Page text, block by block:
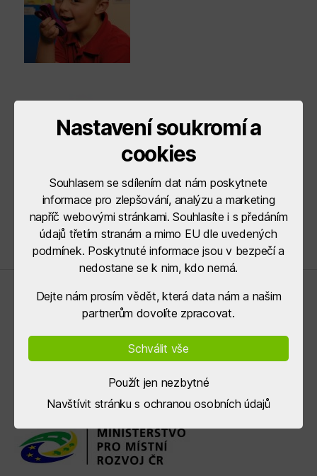
Řídící orgány
Nastavení soukromí a
cookies
Souhlasem se sdílením dat nám poskytnete
informace pro zlepšování, analýzu a marketing
napříč webovými stránkami. Souhlasíte i s předáním
údajů třetím stranám a mimo EU dle uvedených
podmínek. Poskytnuté informace jsou v bezpečí a
nedostane se k nim, kdo nemá.
Dejte nám prosím vědět, která data nám a našim
partnerům dovolíte zpracovat.
Schválit vše
Použít jen nezbytné
Navštívit stránku s ochranou osobních údajů